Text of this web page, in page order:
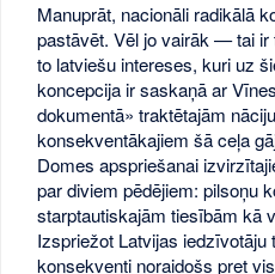
Manuprāt, nacionāli radikālā
pastāvēt. Vēl jo vairāk — tai
to latviešu intereses, kuri uz
koncepcija ir saskaņā ar
dokumentā» traktētajām
konsekventākajiem šā ceļa
Domes apspriešanai
par diviem pēdējiem: pilsoņu
starptautiskajām tiesībām kā
Izspriežot Latvijas
konsekventi noraidošs pret